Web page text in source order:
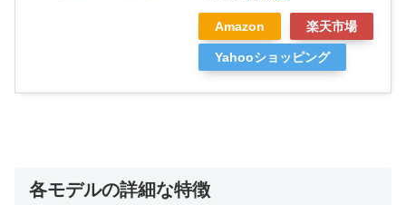
Amazon 楽天市場
Yahooショッピング
各モデルの詳細な特徴